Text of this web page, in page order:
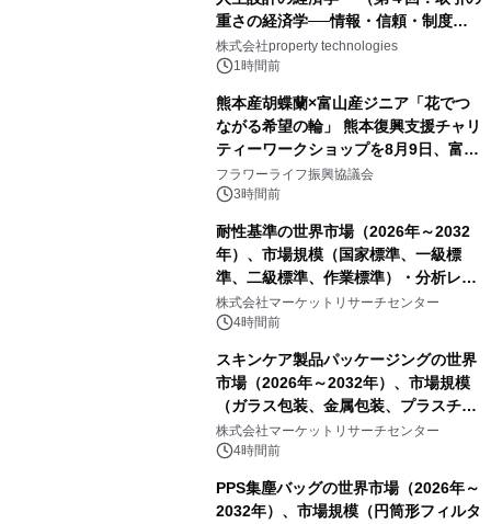
重さの経済学──情報・信頼・制度を
PropTechはどう組み替えるか）｜
PropTech-Lab
株式会社property technologies
1時間前
熊本産胡蝶蘭×富山産ジニア「花でつ
ながる希望の輪」 熊本復興支援チャリ
ティーワークショップを8月9日、富
山・射水で開催
フラワーライフ振興協議会
3時間前
耐性基準の世界市場（2026年～2032
年）、市場規模（国家標準、一級標
準、二級標準、作業標準）・分析レポ
ートを発表
株式会社マーケットリサーチセンター
4時間前
スキンケア製品パッケージングの世界
市場（2026年～2032年）、市場規模
（ガラス包装、金属包装、プラスチッ
ク包装、その他）・分析レポートを発
表
株式会社マーケットリサーチセンター
4時間前
PPS集塵バッグの世界市場（2026年～
2032年）、市場規模（円筒形フィルタ